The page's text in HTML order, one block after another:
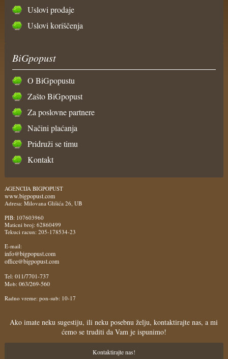
Uslovi prodaje
Uslovi koriščenja
BiGpopust
O BiGpopustu
Zašto BiGpopust
Za poslovne partnere
Načini plaćanja
Pridruži se timu
Kontakt
AGENCIJA BIGPOPUST
www.bigpopust.com
Adresa: Milovana Glišića 26, UB
PIB: 107603960
Maticni broj: 62860499
Tekuci racun: 205-178534-23
E-mail:
info@bigpopust.com
office@bigpopust.com
Tel: 011/7701-737
Mob: 063/269-560
Radno vreme: pon-sub: 10-17
Ako imate neku sugestiju, ili neku posebnu želju, kontaktirajte nas, a mi
ćemo se truditi da Vam je ispunimo!
Kontaktirajte nas!